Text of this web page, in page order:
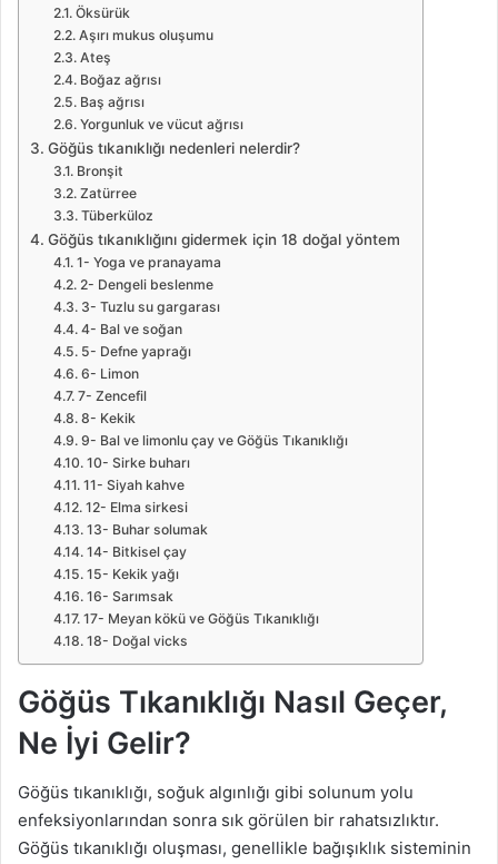
Öksürük
Aşırı mukus oluşumu
Ateş
Boğaz ağrısı
Baş ağrısı
Yorgunluk ve vücut ağrısı
Göğüs tıkanıklığı nedenleri nelerdir?
Bronşit
Zatürree
Tüberküloz
Göğüs tıkanıklığını gidermek için 18 doğal yöntem
1- Yoga ve pranayama
2- Dengeli beslenme
3- Tuzlu su gargarası
4- Bal ve soğan
5- Defne yaprağı
6- Limon
7- Zencefil
8- Kekik
9- Bal ve limonlu çay ve Göğüs Tıkanıklığı
10- Sirke buharı
11- Siyah kahve
12- Elma sirkesi
13- Buhar solumak
14- Bitkisel çay
15- Kekik yağı
16- Sarımsak
17- Meyan kökü ve Göğüs Tıkanıklığı
18- Doğal vicks
Göğüs Tıkanıklığı Nasıl Geçer,
Ne İyi Gelir?
Göğüs tıkanıklığı, soğuk algınlığı gibi solunum yolu
enfeksiyonlarından sonra sık görülen bir rahatsızlıktır.
Göğüs tıkanıklığı oluşması, genellikle bağışıklık sisteminin